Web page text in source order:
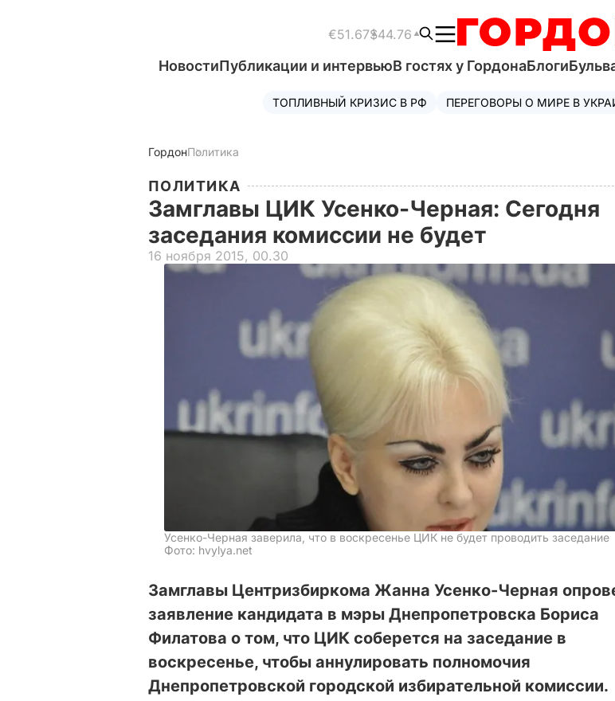
€51.67$44.76
НовостиПубликации и интервьюВ гостях у ГордонаБлоги
ТОПЛИВНЫЙ КРИЗИС В РФ ПЕРЕГОВОРЫ О МИРЕ В
ГордонПолитика
ПОЛИТИКА
Замглавы ЦИК Усенко-Черная: Сегодня
заседания комиссии не будет
16 ноября 2015, 00.30
Усенко-Черная заверила, что в воскресенье ЦИК не будет проводить заседание
Фото: hvylya.net
Замглавы Центризбиркома Жанна Усенко-Черная
заявление кандидата в мэры Днепропетровска Бориса
Филатова о том, что ЦИК соберется на заседание в
воскресенье, чтобы аннулировать полномочия
Днепропетровской городской избирательной комиссии.